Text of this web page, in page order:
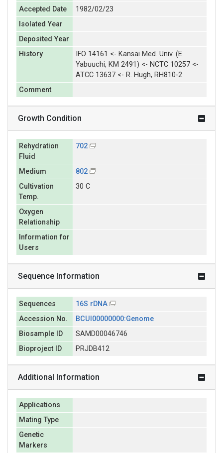
Accepted Date
1982/02/23
Isolated Year
Deposited Year
History
IFO 14161 <- Kansai Med. Univ. (E.
Yabuuchi, KM 2491) <- NCTC 10257 <-
ATCC 13637 <- R. Hugh, RH810-2
Comment
Growth Condition
Rehydration
Fluid
702
Medium
802
Cultivation
Temp.
30 C
Oxygen
Relationship
Information for
Users
Sequence Information
Sequences
16S rDNA
Accession No.
BCUI00000000:Genome
Biosample ID
SAMD00046746
Bioproject ID
PRJDB412
Additional Information
Applications
Mating Type
Genetic
Markers